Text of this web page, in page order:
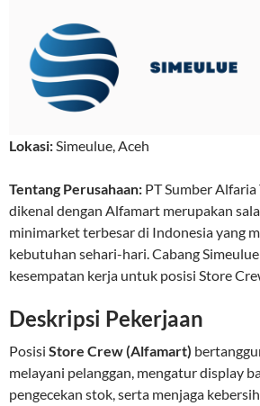
Lokasi:Simeulue,Aceh
Tentang Perusahaan: PT Sumber
dikenal dengan Alfamart merupakan
minimarket terbesar di Indonesia yang
kebutuhan sehari-hari. Cabang
kesempatan kerja untuk posisi Store
Deskripsi Pekerjaan
Posisi Store Crew (Alfamart)
melayani pelanggan, mengatur display
pengecekan stok, serta menjaga